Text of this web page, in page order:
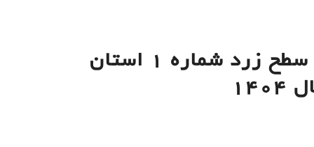
🟡 هشدار هواشناسی دریایی – سطح زرد شماره 1 استان